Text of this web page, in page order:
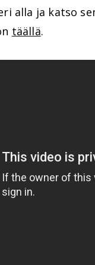
alla ja katso
täällä.